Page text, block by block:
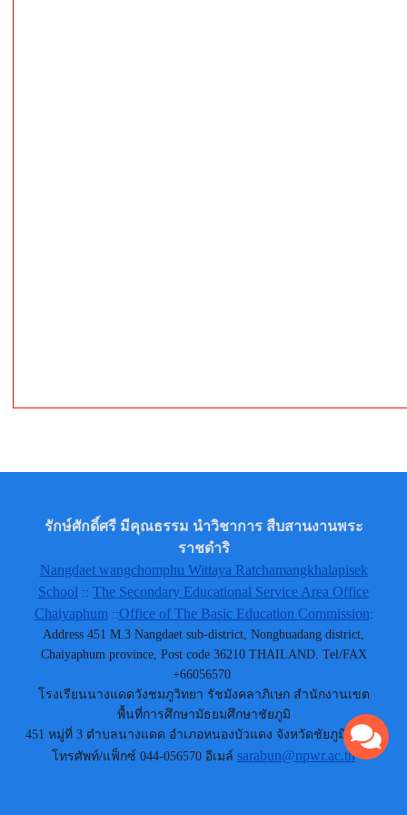
รักษ์ศักดิ์ศรี มีคุณธรรม นำวิชาการ สืบสานงานพระ
ราชดำริ
Nangdaet wangchomphu Wittaya Ratchamangkhalapisek
School :: The Secondary Educational Service Area Office
Chaiyaphum::Office of The Basic Education Commission:
Address 451 M.3 Nangdaet sub-district, Nongbuadang district,
Chaiyaphum province, Post code 36210 THAILAND. Tel/FAX
+66056570
โรงเรียนนางแดดวังชมภูวิทยา รัชมังคลาภิเษก สำนักงานเขต
พื้นที่การศึกษามัธยมศึกษาชัยภูมิ
451 หมู่ที่ 3 ตำบลนางแดด อำเภอหนองบัวแดง จังหวัดชัยภูมิ 36210
โทรศัพท์/แฟ็กซ์ 044-056570 อีเมล์ sarabun@npwr.ac.th